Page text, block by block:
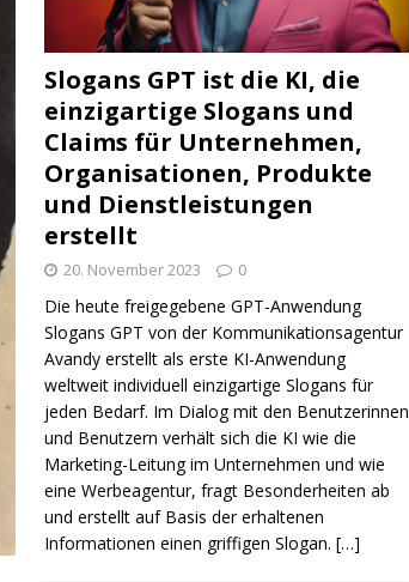
Slogans GPT ist die KI, die
einzigartige Slogans und
Claims für Unternehmen,
Organisationen, Produkte
und Dienstleistungen
erstellt
20. November 2023 0
Die heute freigegebene GPT-Anwendung
Slogans GPT von der Kommunikationsagentur
Avandy erstellt als erste KI-Anwendung
weltweit individuell einzigartige Slogans für
jeden Bedarf. Im Dialog mit den Benutzerinnen
und Benutzern verhält sich die KI wie die
Marketing-Leitung im Unternehmen und wie
eine Werbeagentur, fragt Besonderheiten ab
und erstellt auf Basis der erhaltenen
Informationen einen griffigen Slogan.[…]